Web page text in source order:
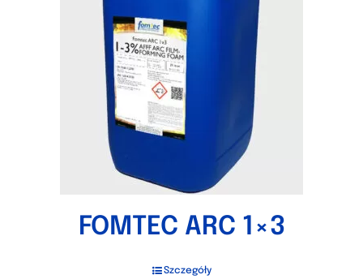
FOMTEC ARC 1×3
Szczegóły